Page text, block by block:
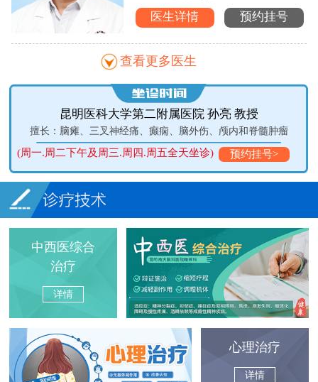
医生详情 预约挂号
查看更多医生
昆明医科大学第二附属医院 孙亮 教授
擅长：脑瘫、三叉神经痛、癫痫、脑外伤、颅内和脊髓肿瘤
(周一.周二下午及周三.周四.周五全天坐诊) 预约挂号>
中西医综合
治疗
详情
心理治疗
详情